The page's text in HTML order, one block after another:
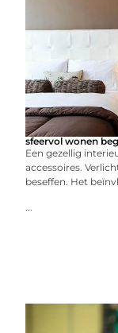
sfeervol wonen
Een gezellig
accessoires.
beseffen. Het
...